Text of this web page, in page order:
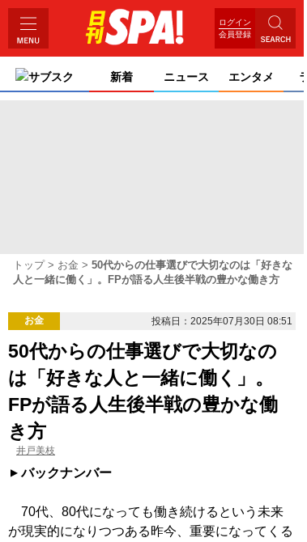
ログイン
会員登録
サブスク 新着 ニュース エンタメ
トップ お金
50代からの仕事選びで大切なのは「好きな
人と一緒に働く」。FPが語る人生後半戦の豊かな働き方
お金 投稿日：2025年07月30日 08:51
50代からの仕事選びで大切なの
は「好きな人と一緒に働く」。
FPが語る人生後半戦の豊かな働
き方
井戸美枝
バックナンバー
70代、80代になっても働き続けるという未来
が現実的になりつつある昨今、重要になってくる